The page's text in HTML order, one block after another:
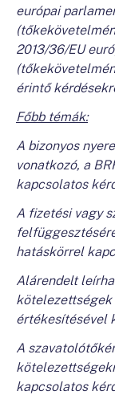
európai
2013/36/EU
érintő
Főbb témák:
A bizonyos
vonatkozó, a
kapcsolatos
A fizetési vagy
hatáskörrel
Alárendelt
értékesítésével
A
kapcsolatos